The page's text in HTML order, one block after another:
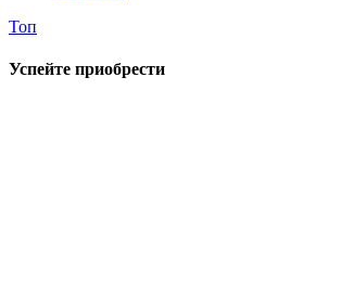
Топ
Успейте приобрести